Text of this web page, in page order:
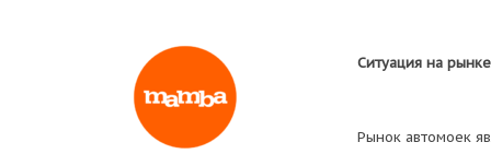
Ситуация на
Рынок автомоек